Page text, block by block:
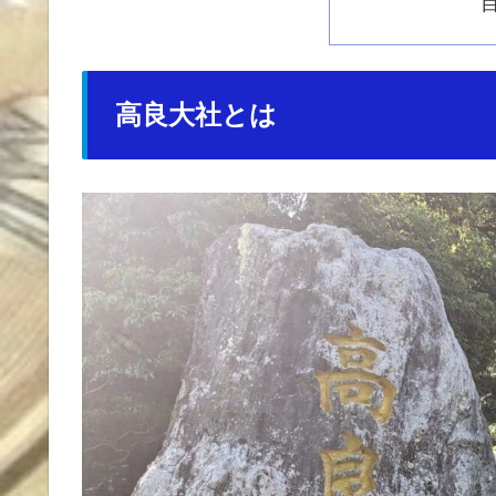
高良大社とは